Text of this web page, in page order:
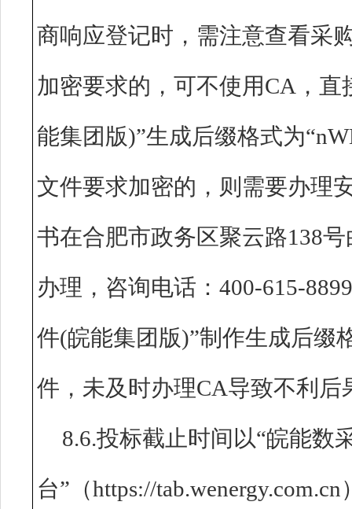
商响应登记时，需注意查看采
加密要求的，可不使用CA，
能集团版)”生成后缀格式为
文件要求加密的，则需要办理
书在合肥市政务区聚云路138
办理，咨询电话：400-615-
件(皖能集团版)”制作生成后缀
件，未及时办理CA导致不利后
8.6.投标截止时间以“皖能数
台”（https://